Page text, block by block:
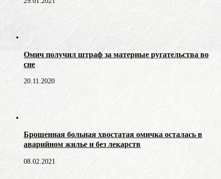
Омич получил штраф за матерные ругательства во
сне
20.11.2020
Брошенная больная хвостатая омичка осталась в
аварийном жилье и без лекарств
08.02.2021